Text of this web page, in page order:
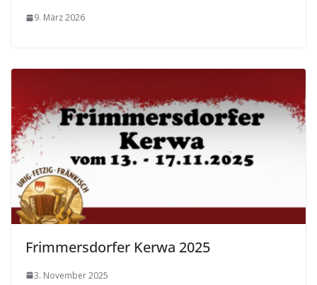
9. März 2026
Frimmersdorfer Kerwa 2025
3. November 2025